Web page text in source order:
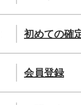
初めての確
会員登録